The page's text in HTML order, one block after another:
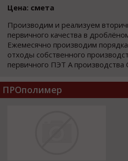
Цена: смета
Производим и реализуем
первичного качества в
Ежемесячно производим
отходы собственного
первичного ПЭТ А производства
ПРОполимер